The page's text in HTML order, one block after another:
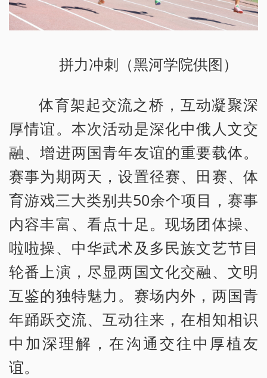
拼力冲刺（黑河学院供图）
体育架起交流之桥，互动凝聚深
厚情谊。本次活动是深化中俄人文交
融、增进两国青年友谊的重要载体。
赛事为期两天，设置径赛、田赛、体
育游戏三大类别共50余个项目，赛事
内容丰富、看点十足。现场团体操、
啦啦操、中华武术及多民族文艺节目
轮番上演，尽显两国文化交融、文明
互鉴的独特魅力。赛场内外，两国青
年踊跃交流、互动往来，在相知相识
中加深理解，在沟通交往中厚植友
谊。